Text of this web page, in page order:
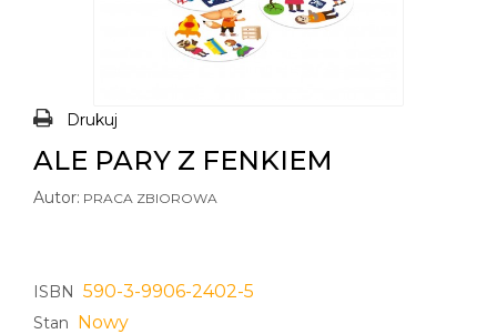
Drukuj
ALE PARY Z FENKIEM
Autor: PRACA ZBIOROWA
ISBN 590-3-9906-2402-5
Stan Nowy